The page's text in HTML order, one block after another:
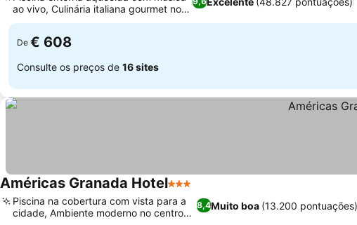
ao vivo, Culinária italiana gourmet no
Cipriani
De € 608
Consulte os preços de 16 sites
Américas Granada Hotel3 Estrelas
8,4Muito boa (13.200 pontuações)
Piscina na cobertura com vista para a
cidade, Ambiente moderno no centro